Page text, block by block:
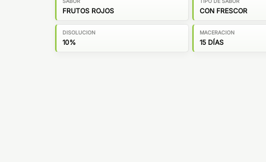
FRUTOS ROJOS CON FRESCOR
DISOLUCION
10%
MACERACION
15 DÍAS